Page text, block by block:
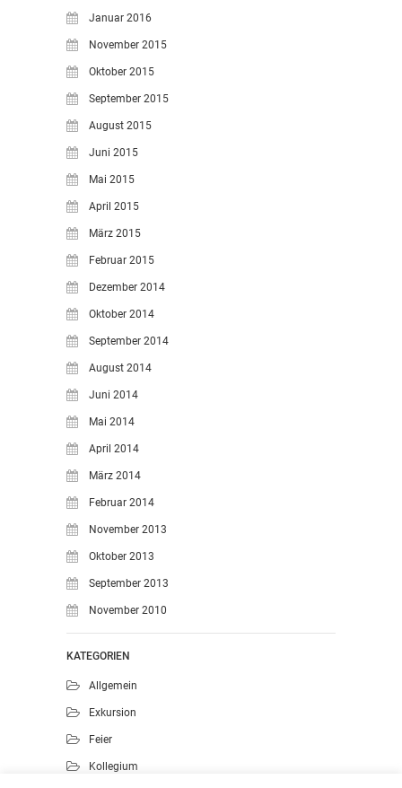
Januar 2016
November 2015
Oktober 2015
September 2015
August 2015
Juni 2015
Mai 2015
April 2015
März 2015
Februar 2015
Dezember 2014
Oktober 2014
September 2014
August 2014
Juni 2014
Mai 2014
April 2014
März 2014
Februar 2014
November 2013
Oktober 2013
September 2013
November 2010
KATEGORIEN
Allgemein
Exkursion
Feier
Kollegium